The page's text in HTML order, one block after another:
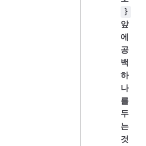
}
앞
에
공
백
하
나
를
두
는
것